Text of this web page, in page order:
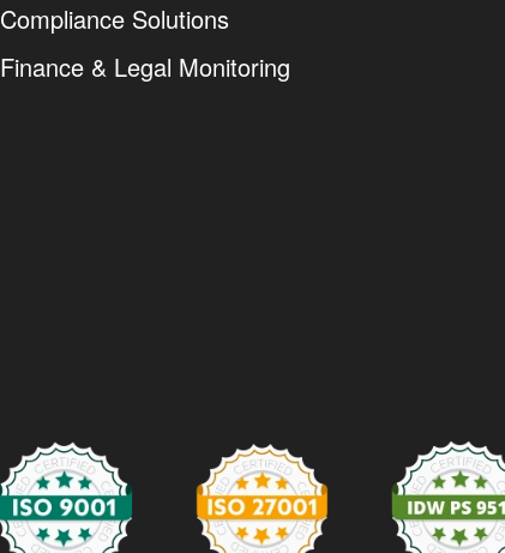
Compliance Solutions
Finance & Legal Monitoring